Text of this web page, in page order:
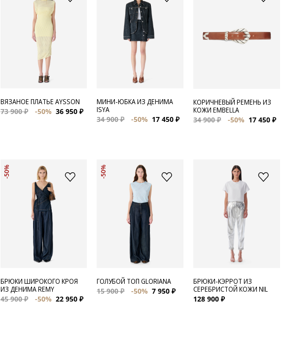
ВЯЗАНОЕ ПЛАТЬЕ AYSSON
73 900 ₽
-50% 36 950 ₽
МИНИ-ЮБКА ИЗ ДЕНИМА
ISYA
34 900 ₽
-50% 17 450 ₽
КОРИЧНЕВЫЙ РЕМЕНЬ ИЗ
КОЖИ EMBELLA
34 900 ₽
-50% 17 450 ₽
-50%
БРЮКИ ШИРОКОГО КРОЯ
ИЗ ДЕНИМА REMY
45 900 ₽
-50% 22 950 ₽
-50%
ГОЛУБОЙ ТОП GLORIANA
15 900 ₽
-50% 7 950 ₽
БРЮКИ-КЭРРОТ ИЗ
СЕРЕБРИСТОЙ КОЖИ NIL
128 900 ₽